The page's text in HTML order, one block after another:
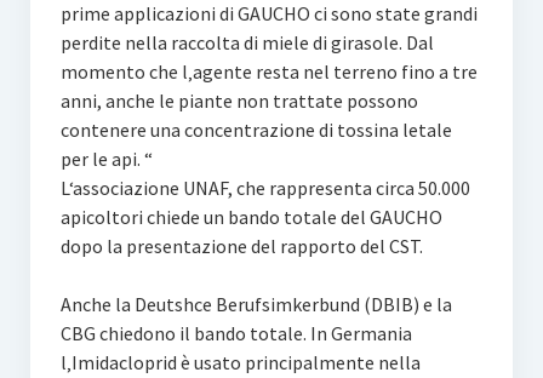
prime applicazioni di GAUCHO ci sono state grandi
perdite nella raccolta di miele di girasole. Dal
momento che l‚agente resta nel terreno fino a tre
anni, anche le piante non trattate possono
contenere una concentrazione di tossina letale
per le api. “
L‘associazione UNAF, che rappresenta circa 50.000
apicoltori chiede un bando totale del GAUCHO
dopo la presentazione del rapporto del CST.
Anche la Deutshce Berufsimkerbund (DBIB) e la
CBG chiedono il bando totale. In Germania
l‚Imidacloprid è usato principalmente nella